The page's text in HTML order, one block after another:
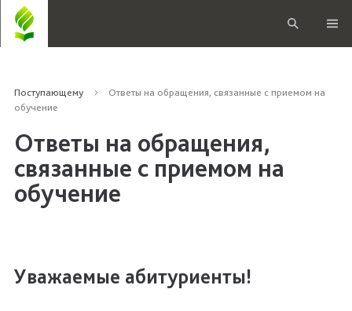
Поступающему
Ответы на обращения, связанные с приемом на
обучение
Ответы на обращения,
связанные с приемом на
обучение
Уважаемые абитуриенты!